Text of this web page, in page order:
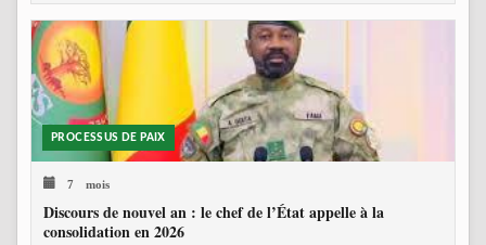
PROCESSUS DE PAIX
7 mois
Discours de nouvel an : le chef de l’État appelle à la
consolidation en 2026